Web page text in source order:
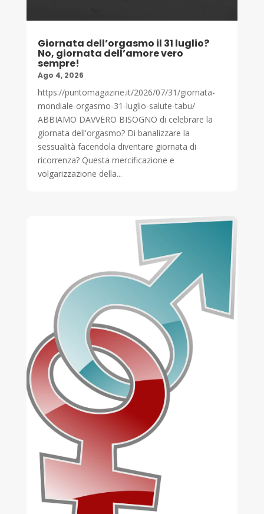
Giornata dell’orgasmo il 31 luglio?
No, giornata dell’amore vero
sempre!
Ago 4, 2026
https://puntomagazine.it/2026/07/31/giornata-
mondiale-orgasmo-31-luglio-salute-tabu/
ABBIAMO DAVVERO BISOGNO di celebrare la
giornata dell'orgasmo? Di banalizzare la
sessualità facendola diventare giornata di
ricorrenza? Questa mercificazione e
volgarizzazione della...